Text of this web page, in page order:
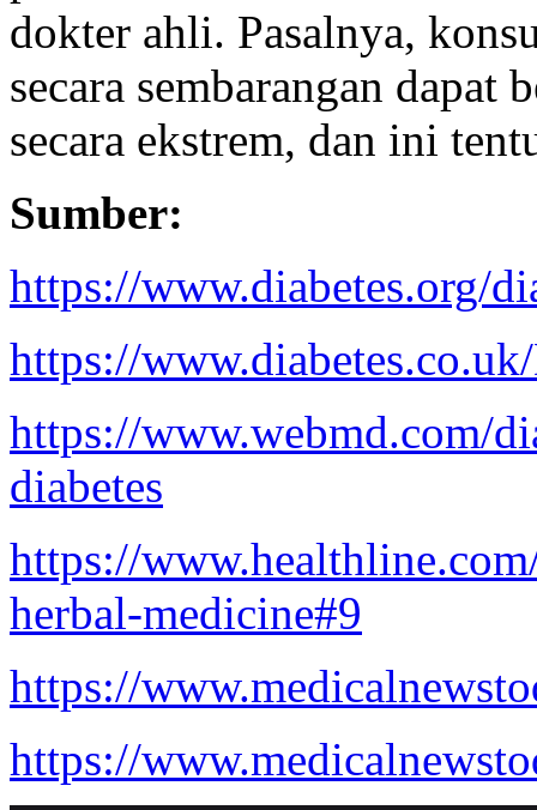
dokter ahli. Pasalnya,
secara sembarangan
secara ekstrem, dan ini
Sumber:
https://www.diabetes.org/
https://
https://www.webmd.com/
diabetes
https://
herbal-medicine#9
https://
https://